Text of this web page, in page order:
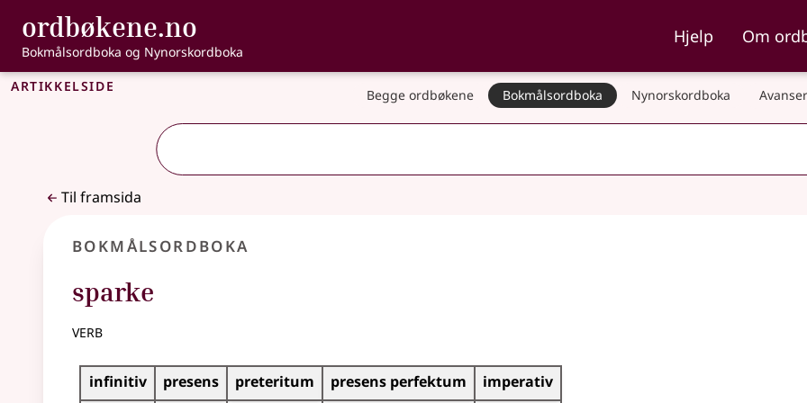
Gå til hovudinnhald
Tilgjenge
ordbøkene.no , Bokmålsordboka og Nynorskordboka
Bokmålsordboka og Nynorskordboka
Hjelp Om
Artikkelside Begge ordbøkene Bokmålsordboka Nynorskordboka
Til framsida
Bokmålsordboka
sparke
verb
Bøyingstabell for dette verbet
infinitiv presens preteritum presens perfektum
imperativ